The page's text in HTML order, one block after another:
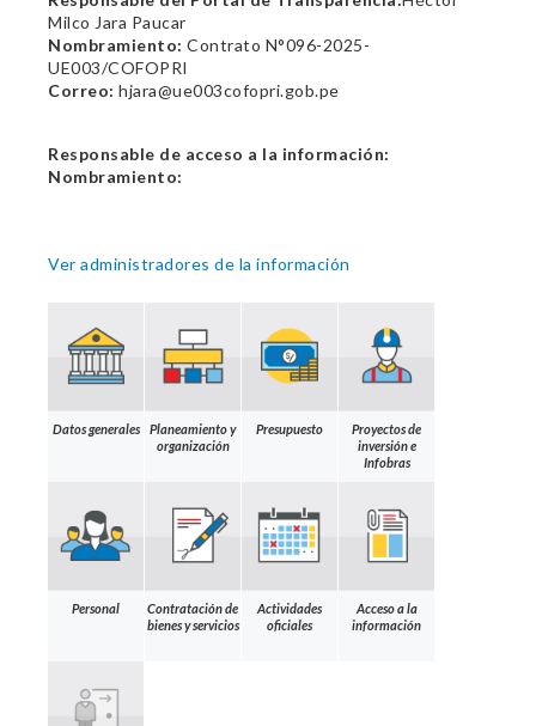
Milco Jara Paucar
Nombramiento: Contrato N°096-2025-
UE003/COFOPRI
Correo: hjara@ue003cofopri.gob.pe
Responsable de acceso a la información:
Nombramiento:
Ver administradores de la información
Datos generales
Planeamiento y
organización
Presupuesto
Proyectos de
inversión e
Infobras
Personal
Contratación de
bienes y servicios
Actividades
oficiales
Acceso a la
información